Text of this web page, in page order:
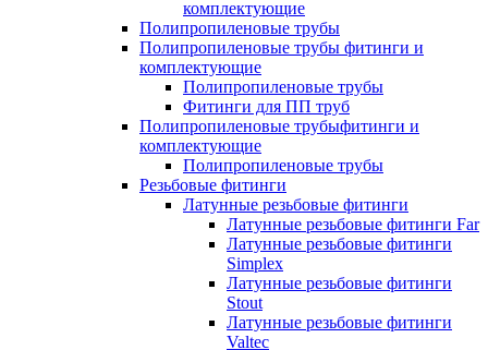
комплектующие
Полипропиленовые трубы
Полипропиленовые трубы фитинги и
комплектующие
Полипропиленовые трубы
Фитинги для ПП труб
Полипропиленовые трубыфитинги и
комплектующие
Полипропиленовые трубы
Резьбовые фитинги
Латунные резьбовые фитинги
Латунные резьбовые фитинги Far
Латунные резьбовые фитинги
Simplex
Латунные резьбовые фитинги
Stout
Латунные резьбовые фитинги
Valtec